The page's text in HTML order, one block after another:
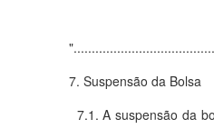
7. Suspensão da Bolsa
7.1. A suspensão da